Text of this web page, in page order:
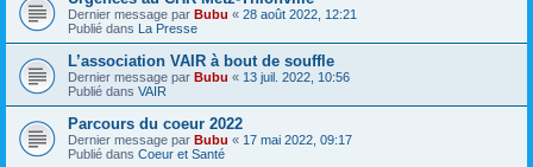
Dernier message par Bubu « 28 août 2022, 12:21
Publié dans La Presse
L’association VAIR à bout de souffle
Dernier message par Bubu « 13 juil. 2022, 10:56
Publié dans VAIR
Parcours du coeur 2022
Dernier message par Bubu « 17 mai 2022, 09:17
Publié dans Coeur et Santé